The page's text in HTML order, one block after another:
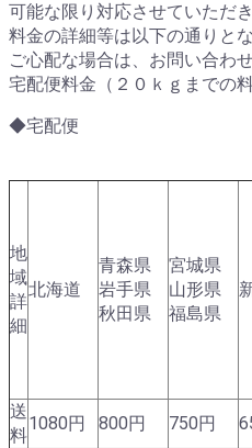
可能な限り対応させていただき
料金の詳細等は以下の通りとな
ご心配な場合は、お問い合わ
宅配便料金（２０ｋｇまでの料
◆宅配便
地
域
詳
細
北海道
青森県
岩手県
秋田県
宮城県
山形県
福島県
送
料
1080円 800円 750円